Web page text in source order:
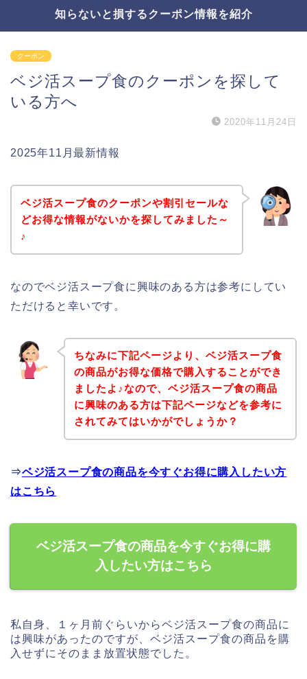
知らないと損するクーポン情報を紹介
クーポン
ベジ活スープ食のクーポンを探して
いる方へ
2020年11月24日
2025年11月最新情報
ベジ活スープ食のクーポンや割引セールな
どお得な情報がないかを探してみました～
♪
なのでベジ活スープ食に興味のある方は参考にしてい
ただけると幸いです。
ちなみに下記ページより、ベジ活スープ食
の商品がお得な価格で購入することができ
ましたよ♪なので、ベジ活スープ食の商品
に興味のある方は下記ページなどを参考に
されてみてはいかがでしょうか？
⇒ベジ活スープ食の商品を今すぐお得に購入したい方
はこちら
ベジ活スープ食の商品を今すぐお得に購
入したい方はこちら
私自身、１ヶ月前ぐらいからベジ活スープ食の商品に
は興味があったのですが、ベジ活スープ食の商品を購
入せずにそのまま放置状態でした。